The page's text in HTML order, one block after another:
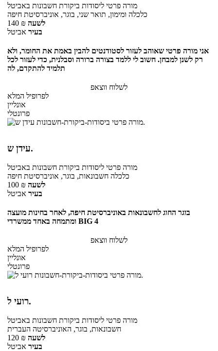
מורה פרטי ליסודות ביקורת חשבונות באביטל
כלכלה ומימון, תואר שני, בוגר, אוניברסיטת חיפה
140 ₪ לשעה
בעיר אביטל
אני מורה פרטי שאוהב לעזור לסטודנטים להבין באמת את החומר, ולא
רק לשנן למבחן. חשוב לי ללמד בצורה ברורה וסבלנית, כדי לעזור לכל
תלמיד להתקדם, לה
לשלוח ווצאפ
לפרופיל המלא
אונליין
פרונטלי
עידן ש.
מורה פרטי ליסודות ביקורת חשבונות באביטל
כלכלה חשבונאות, בוגר, אוניברסיטת חיפה
100 ₪ לשעה
בעיר אביטל
בוגר החוג לחשבונאות באוניברסיטת חיפה, לאחר בחינות מועצה
ומתמחה באחד ממשרדי BIG 4
לשלוח ווצאפ
לפרופיל המלא
אונליין
פרונטלי
רועי ל.
מורה פרטי ליסודות ביקורת חשבונות באביטל
חשבונאות, בוגר, האוניברסיטה העברית
120 ₪ לשעה
בעיר אביטל